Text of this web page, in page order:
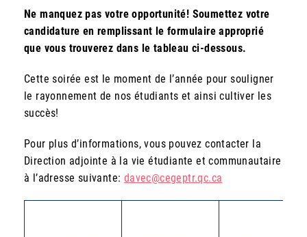
Ne manquez pas votre opportunité! Soumettez votre
candidature en remplissant le formulaire approprié
que vous trouverez dans le tableau ci-dessous.
Cette soirée est le moment de l’année pour souligner
le rayonnement de nos étudiants et ainsi cultiver les
succès!
Pour plus d’informations, vous pouvez contacter la
Direction adjointe à la vie étudiante et communautaire
à l’adresse suivante: davec@cegeptr.qc.ca